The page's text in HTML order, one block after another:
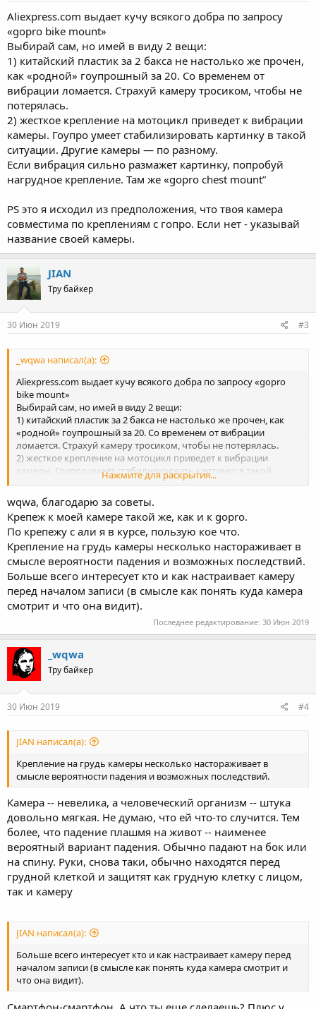
Aliexpress.com выдает кучу всякого добра по запросу
«gopro bike mount»
Выбирай сам, но имей в виду 2 вещи:
1) китайский пластик за 2 бакса не настолько же прочен,
как «родной» гоупрошный за 20. Со временем от
вибрации ломается. Страхуй камеру тросиком, чтобы не
потерялась.
2) жесткое крепление на мотоцикл приведет к вибрации
камеры. Гоупро умеет стабилизировать картинку в такой
ситуации. Другие камеры — по разному.
Если вибрация сильно размажет картинку, попробуй
нагрудное крепление. Там же «gopro chest mount”
PS это я исходил из предположения, что твоя камера
совместима по креплениям с гопро. Если нет - указывай
название своей камеры.
JIAN
Тру байкер
30 Июн 2019 #3
_wqwa написал(а):
Aliexpress.com выдает кучу всякого добра по запросу «gopro
bike mount»
Выбирай сам, но имей в виду 2 вещи:
1) китайский пластик за 2 бакса не настолько же прочен, как
«родной» гоупрошный за 20. Со временем от вибрации
ломается. Страхуй камеру тросиком, чтобы не потерялась.
2) жесткое крепление на мотоцикл приведет к вибрации
камеры. Гоупро умеет стабилизировать картинку в такой
ситуации. Другие камеры — по разному.
Если вибрация сильно размажет картинку, попробуй
нагрудное крепление. Там же «gopro chest mount”
PS это я исходил из предположения, что твоя камера
совместима по креплениям с гопро. Если нет - указывай
название своей камеры.
Нажмите для раскрытия...
wqwa, благодарю за советы.
Крепеж к моей камере такой же, как и к gopro.
По крепежу с али я в курсе, пользую кое что.
Крепление на грудь камеры несколько настораживает в
смысле вероятности падения и возможных последствий.
Больше всего интересует кто и как настраивает камеру
перед началом записи (в смысле как понять куда камера
смотрит и что она видит).
Последнее редактирование: 30 Июн 2019
_wqwa
Тру байкер
30 Июн 2019 #4
JIAN написал(а):
Крепление на грудь камеры несколько настораживает в
смысле вероятности падения и возможных последствий.
Камера -- невелика, а человеческий организм -- штука
довольно мягкая. Не думаю, что ей что-то случится. Тем
более, что падение плашмя на живот -- наименее
вероятный вариант падения. Обычно падают на бок или
на спину. Руки, снова таки, обычно находятся перед
грудной клеткой и защитят как грудную клетку с лицом,
так и камеру
JIAN написал(а):
Больше всего интересует кто и как настраивает камеру перед
началом записи (в смысле как понять куда камера смотрит и
что она видит).